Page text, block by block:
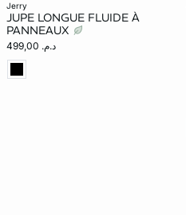
jerry
JUPE LONGUE FLUIDE À
PANNEAUX
د.م. 499,00